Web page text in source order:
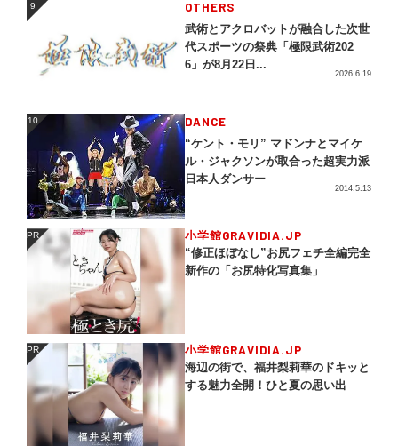
9 OTHERS
武術とアクロバットが融合した次世
代スポーツの祭典「極限武術202
6」が8月22日...
2026.6.19
10 DANCE
“ケント・モリ” マドンナとマイケ
ル・ジャクソンが取合った超実力派
日本人ダンサー
2014.5.13
PR 小学館GRAVIDIA.JP
“修正ほぼなし”お尻フェチ全編完全
新作の「お尻特化写真集」
PR 小学館GRAVIDIA.JP
海辺の街で、福井梨莉華のドキッと
する魅力全開！ひと夏の思い出